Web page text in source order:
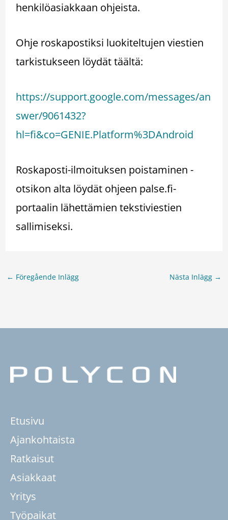
henkilöasiakkaan ohjeista.
Ohje roskapostiksi luokiteltujen viestien
tarkistukseen löydät täältä:
https://support.google.com/messages/an
swer/9061432?
hl=fi&co=GENIE.Platform%3DAndroid
Roskaposti-ilmoituksen poistaminen -
otsikon alta löydät ohjeen palse.fi-
portaalin lähettämien tekstiviestien
sallimiseksi.
← Föregående Inlägg Nästa Inlägg →
Etusivu
Ajankohtaista
Ratkaisut
Asiakkaat
Yritys
Työpaikat